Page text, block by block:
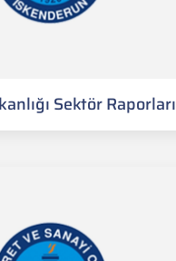
Sektör Raporları